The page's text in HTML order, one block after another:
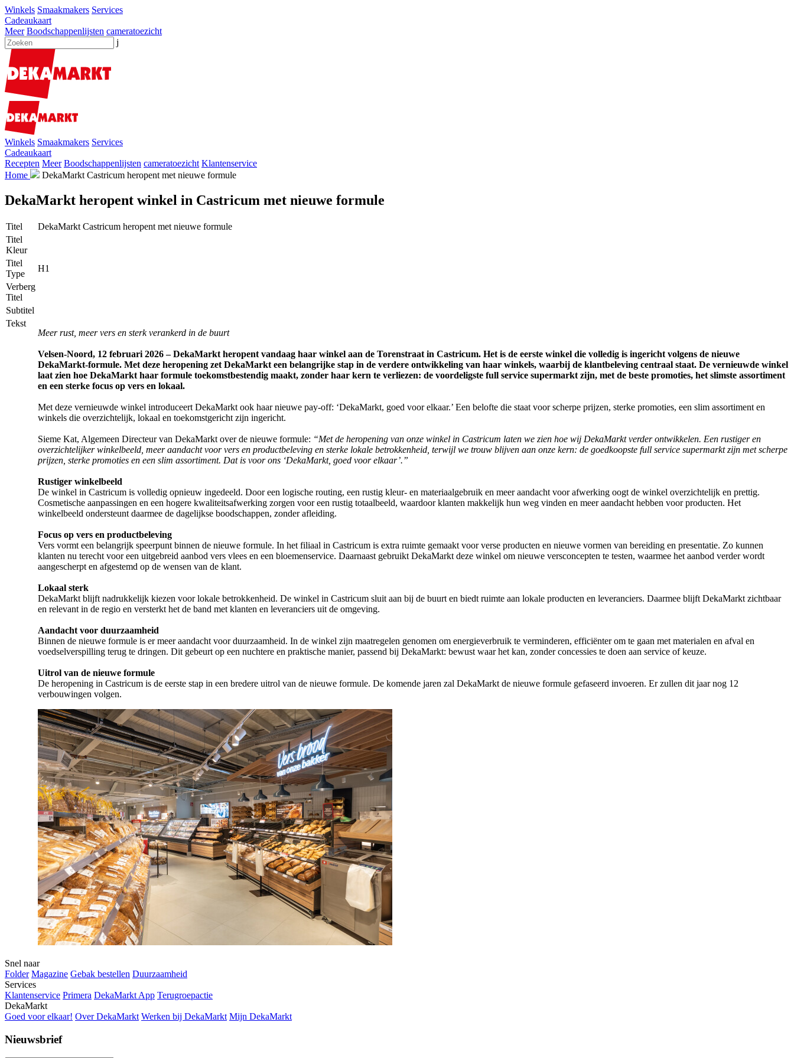
Winkels Smaakmakers Services
Cadeaukaart
Meer Boodschappenlijsten cameratoezicht
j
Winkels Smaakmakers Services
Cadeaukaart
Recepten Meer Boodschappenlijsten cameratoezicht Klantenservice
Home
DekaMarkt Castricum heropent met nieuwe formule
DekaMarkt heropent winkel in Castricum met nieuwe formule
Titel
DekaMarkt Castricum heropent met nieuwe formule
Titel
Kleur
Titel
Type
H1
Verberg
Titel
Subtitel
Tekst
Meer rust, meer vers en sterk verankerd in de buurt
Velsen-Noord, 12 februari 2026 – DekaMarkt heropent vandaag haar winkel aan de Torenstraat in Castricum. Het is de eerste winkel die volledig is ingericht volgens de nieuwe
DekaMarkt-formule. Met deze heropening zet DekaMarkt een belangrijke stap in de verdere ontwikkeling van haar winkels, waarbij de klantbeleving centraal staat. De vernieuwde winkel
laat zien hoe DekaMarkt haar formule toekomstbestendig maakt, zonder haar kern te verliezen: de voordeligste full service supermarkt zijn, met de beste promoties, het slimste assortiment
en een sterke focus op vers en lokaal.
Met deze vernieuwde winkel introduceert DekaMarkt ook haar nieuwe pay-off: ‘DekaMarkt, goed voor elkaar.’ Een belofte die staat voor scherpe prijzen, sterke promoties, een slim assortiment en
winkels die overzichtelijk, lokaal en toekomstgericht zijn ingericht.
Sieme Kat, Algemeen Directeur van DekaMarkt over de nieuwe formule: “Met de heropening van onze winkel in Castricum laten we zien hoe wij DekaMarkt verder ontwikkelen. Een rustiger en
overzichtelijker winkelbeeld, meer aandacht voor vers en productbeleving en sterke lokale betrokkenheid, terwijl we trouw blijven aan onze kern: de goedkoopste full service supermarkt zijn met scherpe
prijzen, sterke promoties en een slim assortiment. Dat is voor ons ‘DekaMarkt, goed voor elkaar’.”
Rustiger winkelbeeld
De winkel in Castricum is volledig opnieuw ingedeeld. Door een logische routing, een rustig kleur- en materiaalgebruik en meer aandacht voor afwerking oogt de winkel overzichtelijk en prettig.
Cosmetische aanpassingen en een hogere kwaliteitsafwerking zorgen voor een rustig totaalbeeld, waardoor klanten makkelijk hun weg vinden en meer aandacht hebben voor producten. Het
winkelbeeld ondersteunt daarmee de dagelijkse boodschappen, zonder afleiding.
Focus op vers en productbeleving
Vers vormt een belangrijk speerpunt binnen de nieuwe formule. In het filiaal in Castricum is extra ruimte gemaakt voor verse producten en nieuwe vormen van bereiding en presentatie. Zo kunnen
klanten nu terecht voor een uitgebreid aanbod vers vlees en een bloemenservice. Daarnaast gebruikt DekaMarkt deze winkel om nieuwe versconcepten te testen, waarmee het aanbod verder wordt
aangescherpt en afgestemd op de wensen van de klant.
Lokaal sterk
DekaMarkt blijft nadrukkelijk kiezen voor lokale betrokkenheid. De winkel in Castricum sluit aan bij de buurt en biedt ruimte aan lokale producten en leveranciers. Daarmee blijft DekaMarkt zichtbaar
en relevant in de regio en versterkt het de band met klanten en leveranciers uit de omgeving.
Aandacht voor duurzaamheid
Binnen de nieuwe formule is er meer aandacht voor duurzaamheid. In de winkel zijn maatregelen genomen om energieverbruik te verminderen, efficiënter om te gaan met materialen en afval en
voedselverspilling terug te dringen. Dit gebeurt op een nuchtere en praktische manier, passend bij DekaMarkt: bewust waar het kan, zonder concessies te doen aan service of keuze.
Uitrol van de nieuwe formule
De heropening in Castricum is de eerste stap in een bredere uitrol van de nieuwe formule. De komende jaren zal DekaMarkt de nieuwe formule gefaseerd invoeren. Er zullen dit jaar nog 12
verbouwingen volgen.
Snel naar
Folder Magazine Gebak bestellen Duurzaamheid
Services
Klantenservice Primera DekaMarkt App Terugroepactie
DekaMarkt
Goed voor elkaar! Over DekaMarkt Werken bij DekaMarkt Mijn DekaMarkt
Nieuwsbrief